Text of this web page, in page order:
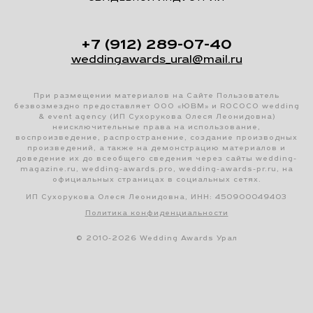
+7 (912) 289-07-40
weddingawards_ural@mail.ru
При размещении материалов на Сайте Пользователь
безвозмездно предоставляет ООО «ЮВМ» и ROCOCO wedding
& event agency (ИП Сухорукова Олеся Леонидовна)
неисключительные права на использование,
воспроизведение, распространение, создание производных
произведений, а также на демонстрацию материалов и
доведение их до всеобщего сведения через сайты wedding-
magazine.ru, wedding-awards.pro, wedding-awards-pr.ru, на
официальных страницах в социальных сетях.
ИП Сухорукова Олеся Леонидовна, ИНН: 450900049403
Политика конфиденциальности
© 2010-2026 Wedding Awards Урал